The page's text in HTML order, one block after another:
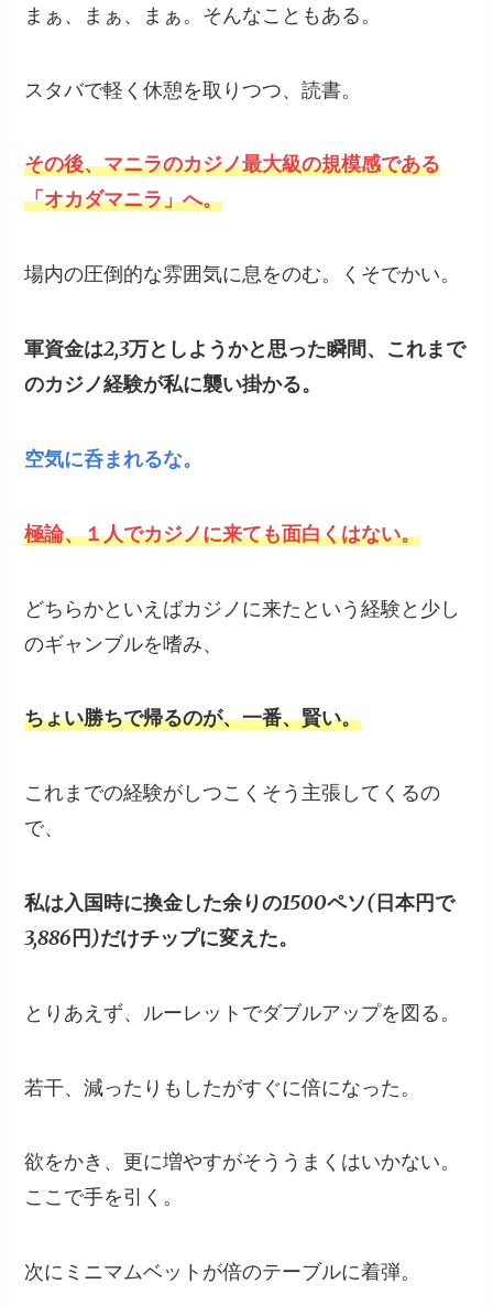
まぁ、まぁ、まぁ。そんなこともある。
スタバで軽く休憩を取りつつ、読書。
その後、マニラのカジノ最大級の規模感である
「オカダマニラ」へ。
場内の圧倒的な雰囲気に息をのむ。くそでかい。
軍資金は2,3万としようかと思った瞬間、これまで
のカジノ経験が私に襲い掛かる。
空気に呑まれるな。
極論、１人でカジノに来ても面白くはない。
どちらかといえばカジノに来たという経験と少し
のギャンブルを嗜み、
ちょい勝ちで帰るのが、一番、賢い。
これまでの経験がしつこくそう主張してくるの
で、
私は入国時に換金した余りの1500ペソ(日本円で
3,886円)だけチップに変えた。
とりあえず、ルーレットでダブルアップを図る。
若干、減ったりもしたがすぐに倍になった。
欲をかき、更に増やすがそううまくはいかない。
ここで手を引く。
次にミニマムベットが倍のテーブルに着弾。